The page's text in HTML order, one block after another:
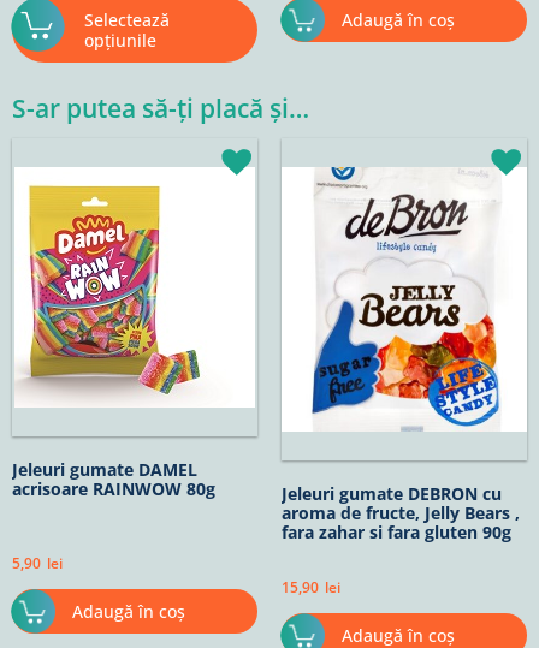
Selectează
opțiunile
Adaugă în coș
S-ar putea să-ți placă și…
Jeleuri gumate DAMEL
acrisoare RAINWOW 80g
5,90 lei
Adaugă în coș
Jeleuri gumate DEBRON cu
aroma de fructe, Jelly Bears ,
fara zahar si fara gluten 90g
15,90 lei
Adaugă în coș